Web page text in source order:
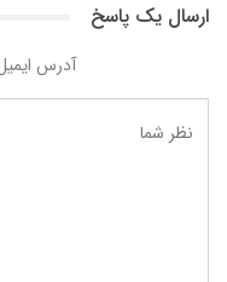
ارسال یک پاسخ
آدرس